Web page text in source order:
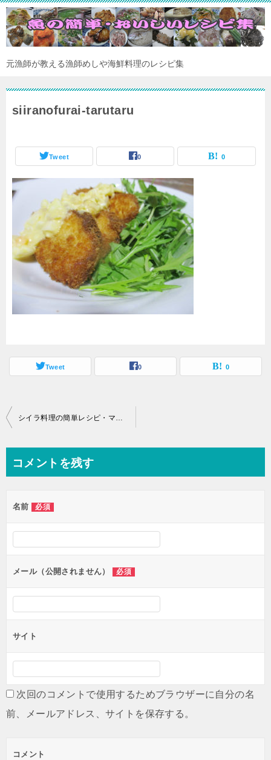
元漁師が教える漁師めしや海鮮料理のレシピ集
siiranofurai-tarutaru
Tweet 0 0
Tweet 0 0
投
ビ
ー
シ
ョ
ン
シイラ料理の簡単レシピ・マヒマヒのフライ
コメントを残す
名前 必須
メール（公開されません） 必須
サイト
次回のコメントで使用するためブラウザーに自分の名
前、メールアドレス、サイトを保存する。
コメント